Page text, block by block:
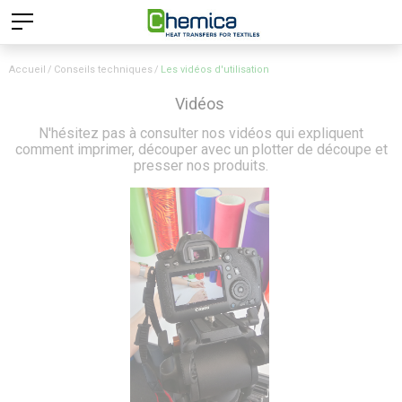
Accueil Conseils techniques Les vidéos d'utilisation
Vidéos
N'hésitez pas à consulter nos vidéos qui expliquent
comment imprimer, découper avec un plotter de découpe et
presser nos produits.